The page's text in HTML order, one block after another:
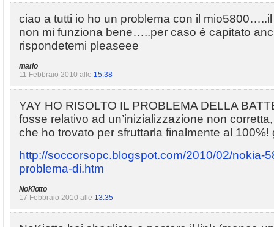
ciao a tutti io ho un problema con il
non mi funziona bene…..per caso é capitato
rispondetemi pleaseee
mario
11 Febbraio 2010 alle 15:38
YAY HO RISOLTO IL PROBLEMA DELLA
fosse relativo ad un’inizializzazione non
che ho trovato per sfruttarla finalmente al
http://soccorsopc.blogspot.com/2010/02/nokia-
problema-di.htm
NoKiotto
17 Febbraio 2010 alle 13:35